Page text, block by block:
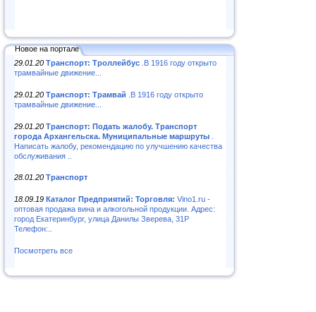
Новое на портале
29.01.20 Транспорт: Троллейбус .В 1916 году открыто
трамвайные движение...
29.01.20 Транспорт: Трамвай .В 1916 году открыто
трамвайные движение...
29.01.20 Транспорт: Подать жалобу. Транспорт
города Архангельска. Муниципальные маршруты
Написать жалобу, рекомендацию по улучшению качества
обслуживания ..
28.01.20 Транспорт
18.09.19 Каталог Предприятий: Торговля: Vino1.ru -
оптовая продажа вина и алкогольной продукции. Адрес:
город Екатеринбург, улица Данилы Зверева, 31Р
Телефон:..
Посмотреть все